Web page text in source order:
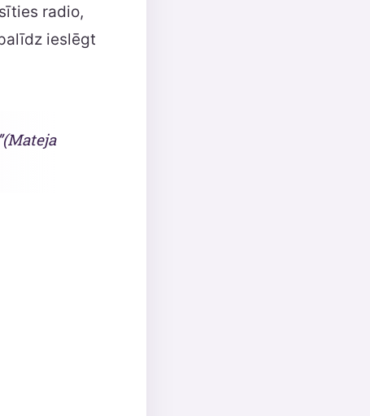
radio,
ieslēgt